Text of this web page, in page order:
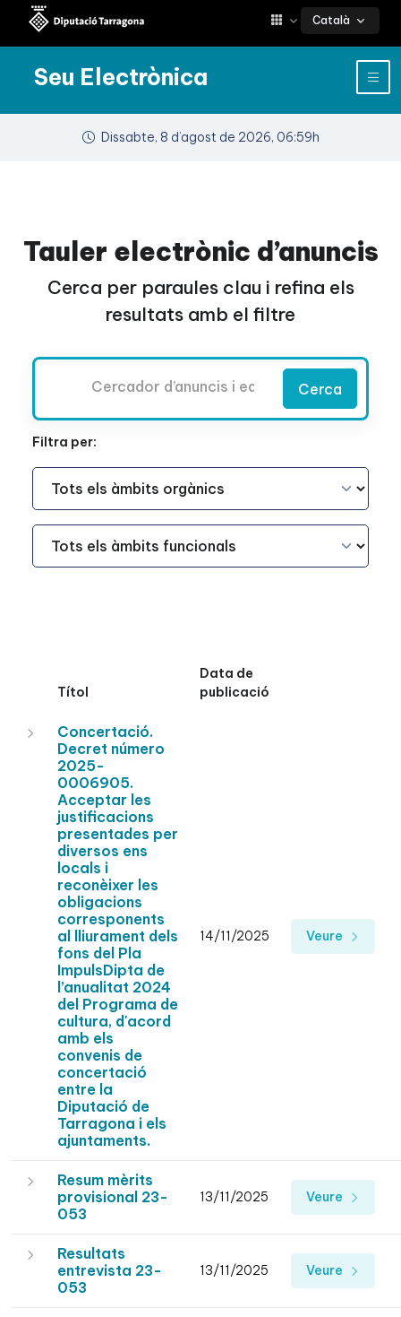
Català
Seu Electrònica
Dissabte, 8 d’agost de 2026, 06:59h
Tauler electrònic d’anuncis
Cerca per paraules clau i refina els
resultats amb el filtre
Cerca
Filtra per:
Àmbit Funcional
Àmbit Funcional
Títol
Data de
publicació
Concertació.
Decret número
2025-
0006905.
Acceptar les
justificacions
presentades per
diversos ens
locals i
reconèixer les
obligacions
corresponents
al lliurament dels
fons del Pla
ImpulsDipta de
l’anualitat 2024
del Programa de
cultura, d'acord
amb els
convenis de
concertació
entre la
Diputació de
Tarragona i els
ajuntaments.
14/11/2025 Veure
Resum mèrits
provisional 23-
053
13/11/2025 Veure
Resultats
entrevista 23-
053
13/11/2025 Veure